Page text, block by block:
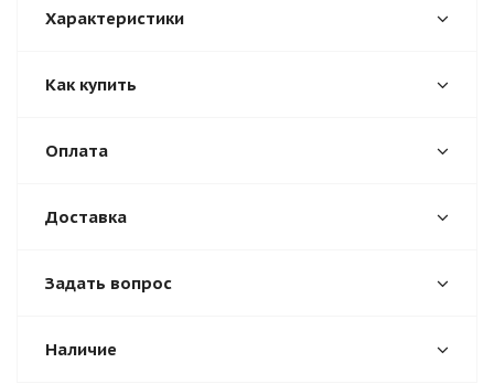
Характеристики
Как купить
Оплата
Доставка
Задать вопрос
Наличие